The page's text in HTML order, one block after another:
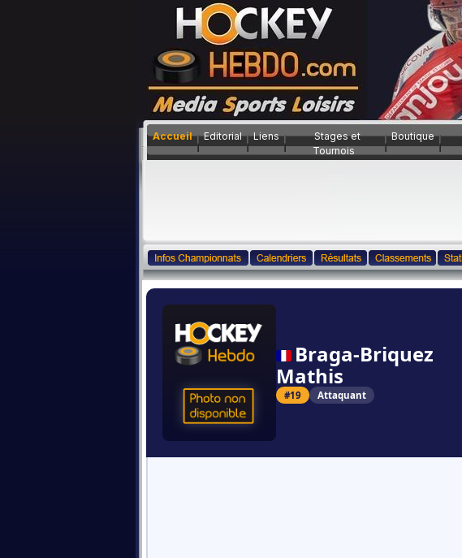
Accueil Editorial Liens
Stages et
Tournois
Boutique
Braga-Briquez
Mathis
#19 Attaquant